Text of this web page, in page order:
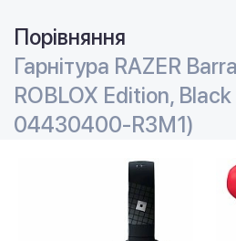
Порівняння
Гарнітура RAZER
ROBLOX Edition,
04430400-R3M1)